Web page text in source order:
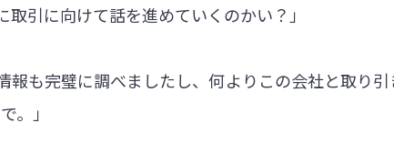
引に向けて話を進めていくのかい？」
報も完璧に調べましたし、何よりこの会社と取り
。」